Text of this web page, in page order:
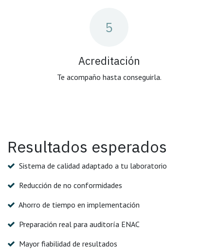
5
Acreditación
Te acompaño hasta conseguirla.
Resultados esperados
Sistema de calidad adaptado a tu laboratorio
Reducción de no conformidades
Ahorro de tiempo en implementación
Preparación real para auditoría ENAC
Mayor fiabilidad de resultados